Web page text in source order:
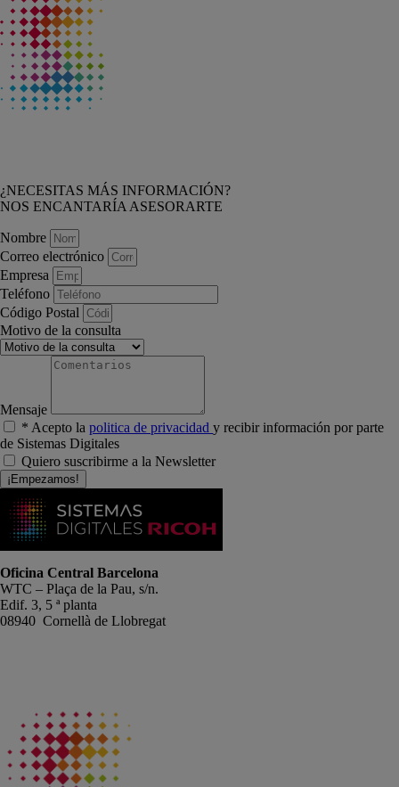
¿NECESITAS MÁS INFORMACIÓN?
NOS ENCANTARÍA ASESORARTE
Nombre
Correo electrónico
Empresa
Teléfono
Código Postal
Motivo de la consulta
Mensaje
* Acepto la politica de privacidad y recibir información por parte
de Sistemas Digitales
Quiero suscribirme a la Newsletter
¡Empezamos!
Oficina Central Barcelona
WTC – Plaça de la Pau, s/n.
Edif. 3, 5 ª planta
08940 Cornellà de Llobregat